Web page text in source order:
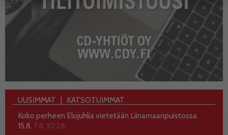
UUSIMMAT
KATSOTUIMMAT
Koko perheen Elojuhlia vietetään Liinamaanpuistossa
15.8. 7.8. 10:28